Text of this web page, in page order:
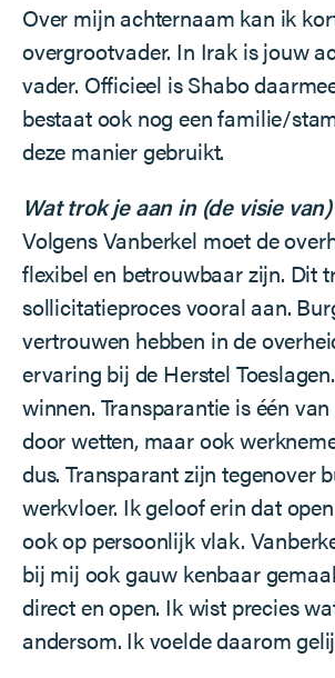
Over mijn achternaam kan ik
overgrootvader. In Irak is jouw
vader. Officieel is Shabo
bestaat ook nog een familie/
deze manier gebruikt.
Wat trok je aan in (de visie
Volgens Vanberkel moet de
flexibel en betrouwbaar zijn. Dit
sollicitatieproces vooral aan.
vertrouwen hebben in de
ervaring bij de Herstel
winnen. Transparantie is één
door wetten, maar ook
dus. Transparant zijn tegenover
werkvloer. Ik geloof erin dat
ook op persoonlijk vlak.
bij mij ook gauw kenbaar
direct en open. Ik wist precies
andersom. Ik voelde daarom